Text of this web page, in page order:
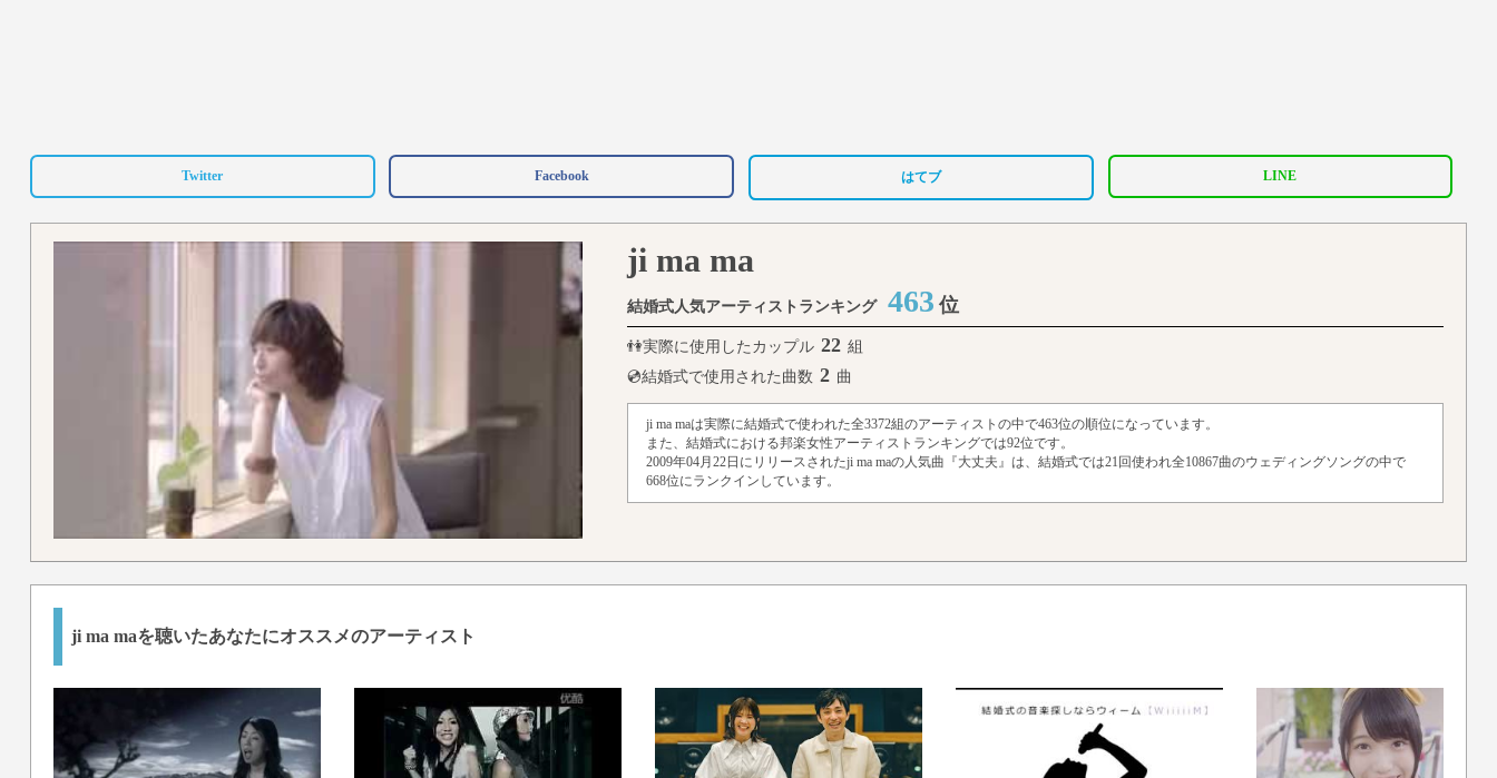
Twitter Facebook はてブ LINE
ji ma ma
結婚式人気アーティストランキング 463 位
👫実際に使用したカップル 22 組
💿結婚式で使用された曲数 2 曲
ji ma maは実際に結婚式で使われた全3372組のアーティストの中で463位の順位になっています。
また、結婚式における邦楽女性アーティストランキングでは92位です。
2009年04月22日にリリースされたji ma maの人気曲『大丈夫』は、結婚式では21回使われ全10867曲のウェディングソングの中で
668位にランクインしています。
ji ma maを聴いたあなたにオススメのアーティスト